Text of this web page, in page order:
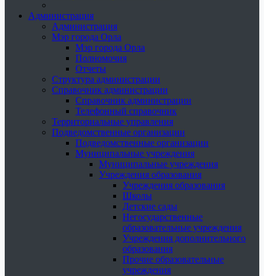
Администрация
Администрация
Мэр города Орла
Мэр города Орла
Полномочия
Отчеты
Структура администрации
Справочник администрации
Справочник администрации
Телефонный справочник
Территориальные управления
Подведомственные организации
Подведомственные организации
Муниципальные учреждения
Муниципальные учреждения
Учреждения образования
Учреждения образования
Школы
Детские сады
Негосударственные
образовательные учреждения
Учреждения дополнительного
образования
Прочие образовательные
учреждения